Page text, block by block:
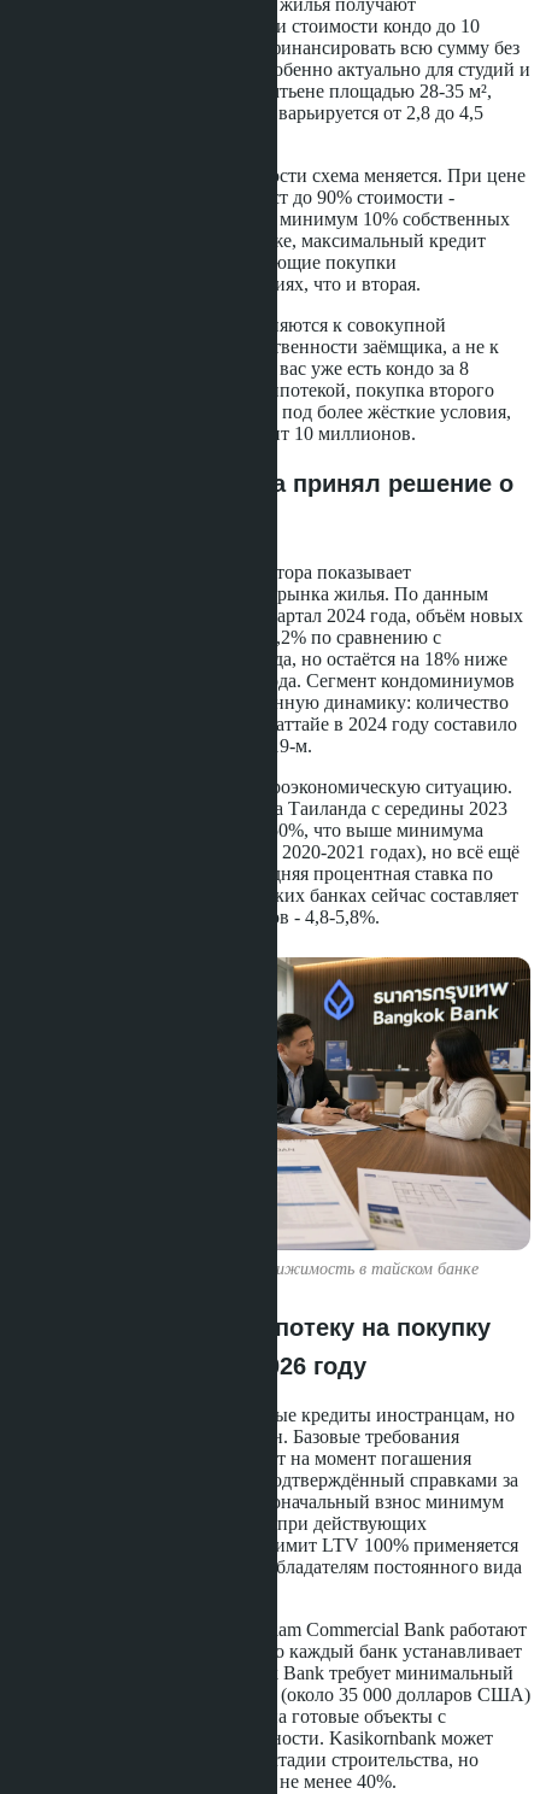
максимальные преференции: при стоимости кондо до 10
миллионов бат банк может профинансировать всю сумму без
первоначального взноса. Это особенно актуально для студий и
однокомнатных квартир в Джомтьене площадью 28-35 м²,
цена которых в новых проектах варьируется от 2,8 до 4,5
Для второго объекта недвижимости схема меняется. При цене
до 10 миллионов бат банк выдаст до 90% стоимости -
покупателю потребуется внести минимум 10% собственных
средств. Если кондо стоит дороже, максимальный кредит
составит 80%. Третья и последующие покупки
финансируются на тех же условиях, что и вторая.
Важный нюанс: лимиты применяются к совокупной
стоимости всех объектов в собственности заёмщика, а не к
каждой сделке отдельно. Если у вас уже есть кондо за 8
миллионов бат с действующей ипотекой, покупка второго
объекта за 5 миллионов попадёт под более жёсткие условия,
поскольку общая сумма превысит 10 миллионов.
Почему Банк Таиланда принял решение о
Официальная статистика регулятора показывает
неравномерное восстановление рынка жилья. По данным
Банка Таиланда за четвёртый квартал 2024 года, объём новых
ипотечных кредитов вырос на 4,2% по сравнению с
аналогичным периодом 2023 года, но остаётся на 18% ниже
допандемийного уровня 2019 года. Сегмент кондоминиумов
демонстрирует ещё более медленную динамику: количество
зарегистрированных сделок в Паттайе в 2024 году составило
3 847 единиц против 4 120 в 2019-м.
Регулятор также учитывает макроэкономическую ситуацию.
Ставка рефинансирования Банка Таиланда с середины 2023
года удерживается на уровне 2,50%, что выше минимума
пандемийного периода (0,50% в 2020-2021 годах), но всё ещё
считается стимулирующей. Средняя процентная ставка по
ипотеке для иностранцев в тайских банках сейчас составляет
5,5-6,5% годовых, для резидентов - 4,8-5,8%.
Оформление ипотеки на недвижимость в тайском банке
Кто может получить ипотеку на покупку
кондо в Таиланде в 2026 году
Тайские банки выдают ипотечные кредиты иностранцам, но
условия жёстче, чем для граждан. Базовые требования
включают возраст от 21 до 65 лет на момент погашения
кредита, официальный доход, подтверждённый справками за
последние 6-12 месяцев, и первоначальный взнос минимум
30-40% для нерезидентов. Даже при действующих
послаблениях Банка Таиланда лимит LTV 100% применяется
только к тайским гражданам и обладателям постоянного вида
Bangkok Bank, Kasikornbank и Siam Commercial Bank работают
с иностранными заёмщиками, но каждый банк устанавливает
собственные критерии. Bangkok Bank требует минимальный
годовой доход 1,2 миллиона бат (около 35 000 долларов США)
и рассматривает заявки только на готовые объекты с
оформленным правом собственности. Kasikornbank может
профинансировать покупку на стадии строительства, но
первоначальный взнос составит не менее 40%.